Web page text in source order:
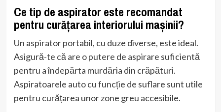
Ce tip de aspirator este recomandat
pentru curățarea interiorului mașinii?
Un aspirator portabil, cu duze diverse, este ideal.
Asigură-te că are o putere de aspirare suficientă
pentru a îndepărta murdăria din crăpături.
Aspiratoarele auto cu funcție de suflare sunt utile
pentru curățarea unor zone greu accesibile.